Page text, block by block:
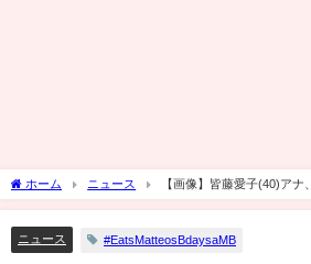
ホーム ニュース 【画像】皆藤愛子(40)アナ
ニュース #EatsMatteosBdaysaMB